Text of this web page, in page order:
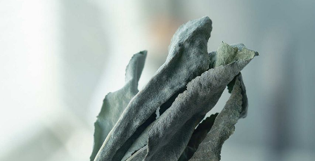
きな時に好きな花をご注文いただけます。
Q. 配送できないエリアはありますか？
ただいま沖縄・離島エリアへの配送には対応しておりませ
Q. 配送日時は指定できますか？
お花をベストなタイミングで発送しているため、お届け日の
指定はできません。受け取り時間帯は、発送後にクロネコヤ
マトのアプリから変更可能です。
Q. 注文後にキャンセルできますか？
ご注文後一定時間内であればキャンセル可能です。